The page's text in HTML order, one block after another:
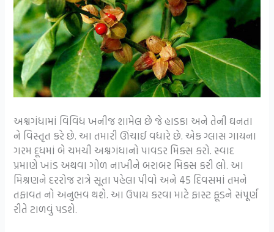
અશ્વગંધામાં વિવિધ ખનીજ શામેલ છે જે હાડકા અને તેની ઘનતા
ને વિસ્તૃત કરે છે. આ તમારી ઊંચાઈ વધારે છે. એક ગ્લાસ ગાયના
ગરમ દૂધમાં બે ચમચી અશ્વગંધાનો પાવડર મિક્સ કરો. સ્વાદ
પ્રમાણે ખાંડ અથવા ગોળ નાખીને બરાબર મિક્સ કરી લો. આ
મિશ્રણને દરરોજ રાત્રે સૂતા પહેલા પીવો અને 45 દિવસમાં તમને
તફાવત નો અનુભવ થશે. આ ઉપાય કરવા માટે ફાસ્ટ ફૂડને સંપૂર્ણ
રીતે ટાળવું પડશે.